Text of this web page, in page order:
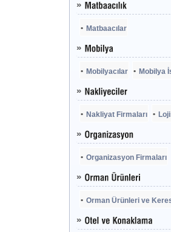
Matbaacılar
Mobilyacılar Mobilya
Nakliyat Firmaları
Organizasyon Firmaları
Orman Ürünleri ve